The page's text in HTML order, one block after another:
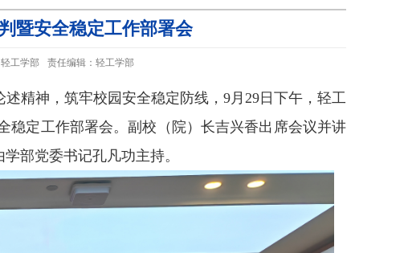
暨安全稳定工作部署会
工学部 责任编辑：轻工学部
精神，筑牢校园安全稳定防线， 9月 29 日下午，轻工
稳定工作部署会。副校（院）长吉兴香出席会议并讲
部党委书记孔凡功主持。